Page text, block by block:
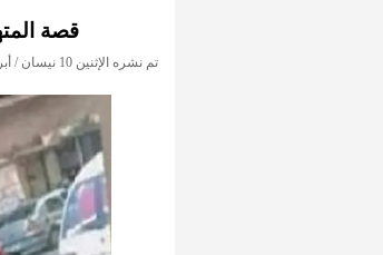
قصة
تم نشره الإثنين 10 نيسان / أبريل 2023 09:38 صباحاً